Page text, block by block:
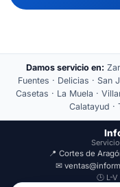
Damos servicio en:
Fuentes · Delicias · San
Casetas · La Muela ·
Calatayud ·
📍 Cortes de
✉
🕒 L-